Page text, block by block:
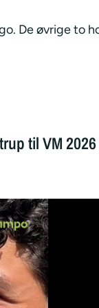
De øvrige to
til VM 2026